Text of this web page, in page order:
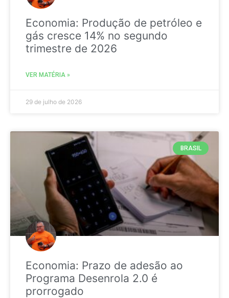
Economia: Produção de petróleo e
gás cresce 14% no segundo
trimestre de 2026
VER MATÉRIA »
29 de julho de 2026
BRASIL
Economia: Prazo de adesão ao
Programa Desenrola 2.0 é
prorrogado